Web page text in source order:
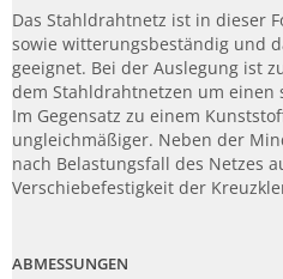
Das Stahldrahtnetz ist in dieser
sowie witterungsbeständig und
geeignet. Bei der Auslegung ist
dem Stahldrahtnetzen um
Im Gegensatz zu einem
ungleichmäßiger. Neben der
nach Belastungsfall des Netzes
Verschiebefestigkeit der
ABMESSUNGEN